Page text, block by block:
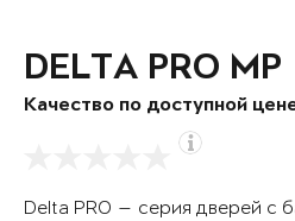
DELTA PRO MP
Качество по доступной
Delta PRO — серия дверей с